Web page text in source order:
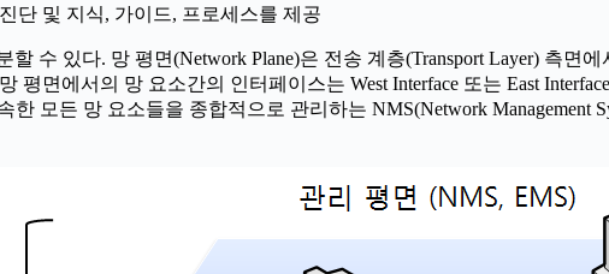
단 및 지식, 가이드, 프로세스를 제공
수 있다. 망 평면(Network Plane)은 전송 계층(Transport Layer) 측면
평면에서의 망 요소간의 인터페이스는 West Interface 또는 East
한 모든 망 요소들을 종합적으로 관리하는 NMS(Network